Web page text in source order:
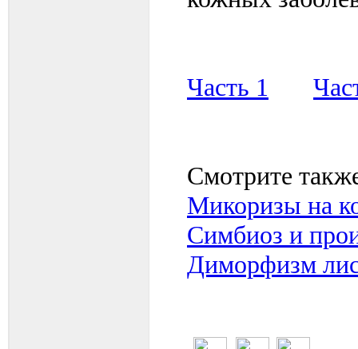
Часть 1
Смотрите
Микоризы на
Симбиоз и
Диморфизм